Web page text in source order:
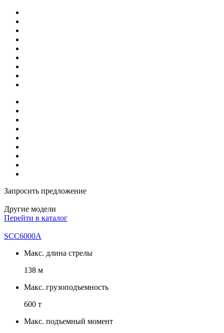
Запросить предложение
Другие модели
Перейти в каталог
SCC6000A
Макс. длина стрелы
138 м
Макс. грузоподъемность
600 т
Макс. подъемный момент